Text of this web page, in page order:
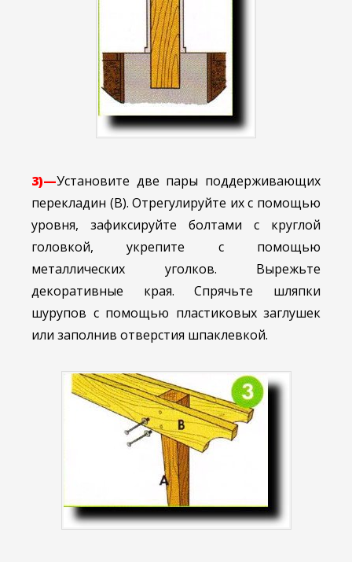
3)—Установите две пары поддерживающих
перекладин (В). Отрегулируйте их с помощью
уровня, зафиксируйте болтами с круглой
головкой, укрепите с помощью
металлических уголков. Вырежьте
декоративные края. Спрячьте шляпки
шурупов с помощью пластиковых заглушек
или заполнив отверстия шпаклевкой.